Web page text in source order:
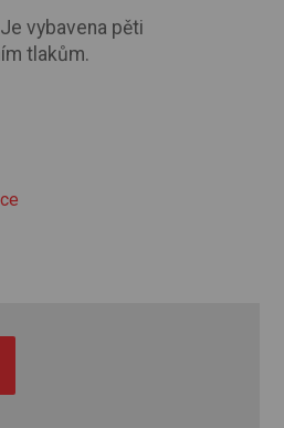
vybavena pěti
tlakům.